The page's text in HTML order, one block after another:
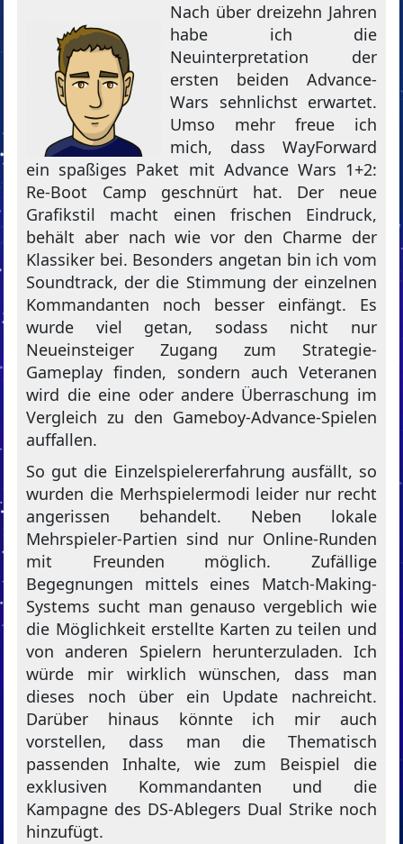
Nach über dreizehn Jahren
habe ich die
Neuinterpretation der
ersten beiden Advance-
Wars sehnlichst erwartet.
Umso mehr freue ich
mich, dass WayForward
ein spaßiges Paket mit Advance Wars 1+2:
Re-Boot Camp geschnürt hat. Der neue
Grafikstil macht einen frischen Eindruck,
behält aber nach wie vor den Charme der
Klassiker bei. Besonders angetan bin ich vom
Soundtrack, der die Stimmung der einzelnen
Kommandanten noch besser einfängt. Es
wurde viel getan, sodass nicht nur
Neueinsteiger Zugang zum Strategie-
Gameplay finden, sondern auch Veteranen
wird die eine oder andere Überraschung im
Vergleich zu den Gameboy-Advance-Spielen
auffallen.
So gut die Einzelspielererfahrung ausfällt, so
wurden die Merhspielermodi leider nur recht
angerissen behandelt. Neben lokale
Mehrspieler-Partien sind nur Online-Runden
mit Freunden möglich. Zufällige
Begegnungen mittels eines Match-Making-
Systems sucht man genauso vergeblich wie
die Möglichkeit erstellte Karten zu teilen und
von anderen Spielern herunterzuladen. Ich
würde mir wirklich wünschen, dass man
dieses noch über ein Update nachreicht.
Darüber hinaus könnte ich mir auch
vorstellen, dass man die Thematisch
passenden Inhalte, wie zum Beispiel die
exklusiven Kommandanten und die
Kampagne des DS-Ablegers Dual Strike noch
hinzufügt.